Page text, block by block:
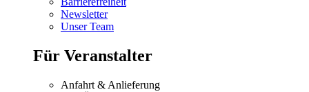
Newsletter
Unser Team
Für Veranstalter
Anfahrt & Anlieferung